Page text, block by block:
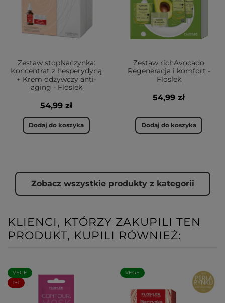
Zestaw stopNaczynka:
Koncentrat z hesperydyną
+ Krem odżywczy anti-
aging - Floslek
54,99 zł
Dodaj do koszyka
Zestaw richAvocado
Regeneracja i komfort -
Floslek
54,99 zł
Dodaj do koszyka
Zobacz wszystkie produkty z kategorii
KLIENCI, KTÓRZY ZAKUPILI TEN
PRODUKT, KUPILI RÓWNIEŻ:
VEGE
1+1
VEGE